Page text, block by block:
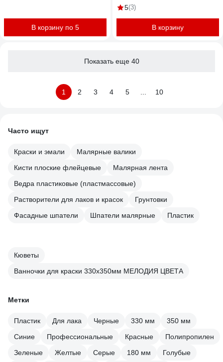
В корзину по 5
1324
5(3)
В корзину
Показать еще 40
1 2 3 4 5 10
Часто ищут
Краски и эмали
Малярные валики
Кисти плоские флейцевые
Малярная лента
Ведра пластиковые (пластмассовые)
Растворители для лаков и красок
Грунтовки
Фасадные шпатели
Шпатели малярные Пластик
Кюветы
Ванночки для краски 330х350мм МЕЛОДИЯ ЦВЕТА
Метки
Пластик Для лака Черные 330 мм
350 мм
Синие
Профессиональные Красные
Полипропилен
Зеленые
Желтые Серые 180 мм
Голубые